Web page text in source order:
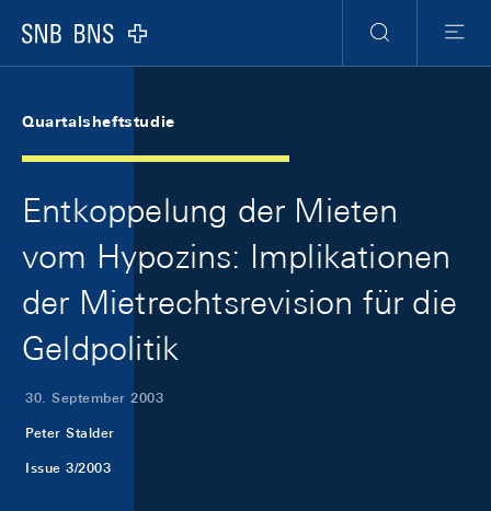
Logo
Suche
Menu
Quartalsheftstudie
Entkoppelung der Mieten
vom Hypozins: Implikationen
der Mietrechtsrevision für die
Geldpolitik
30. September 2003
Peter Stalder
Issue 3/2003